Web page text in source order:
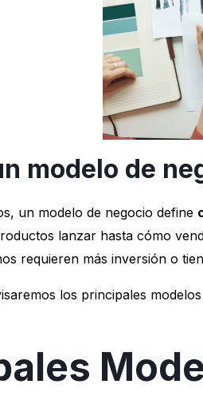
modelo de
un modelo de negocio define
lanzar hasta cómo
requieren más inversión o
los principales